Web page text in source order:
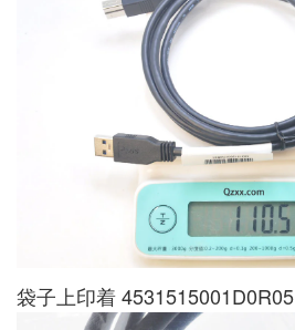
袋子上印着 4531515001D0R05